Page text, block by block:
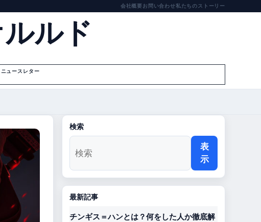
会社概要お問い合わせ私たちのストーリー
ルド
ニュースレター
検索
表
示
最新記事
チンギス＝ハンとは？何をした人か徹底解